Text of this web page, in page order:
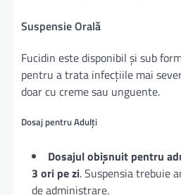
Suspensie Orală
Fucidin este disponibil și sub
pentru a trata infecțiile mai
doar cu creme sau unguente.
Dosaj pentru Adulți
Dosajul obișnuit pentru
3 ori pe zi. Suspensia trebuie
de administrare.